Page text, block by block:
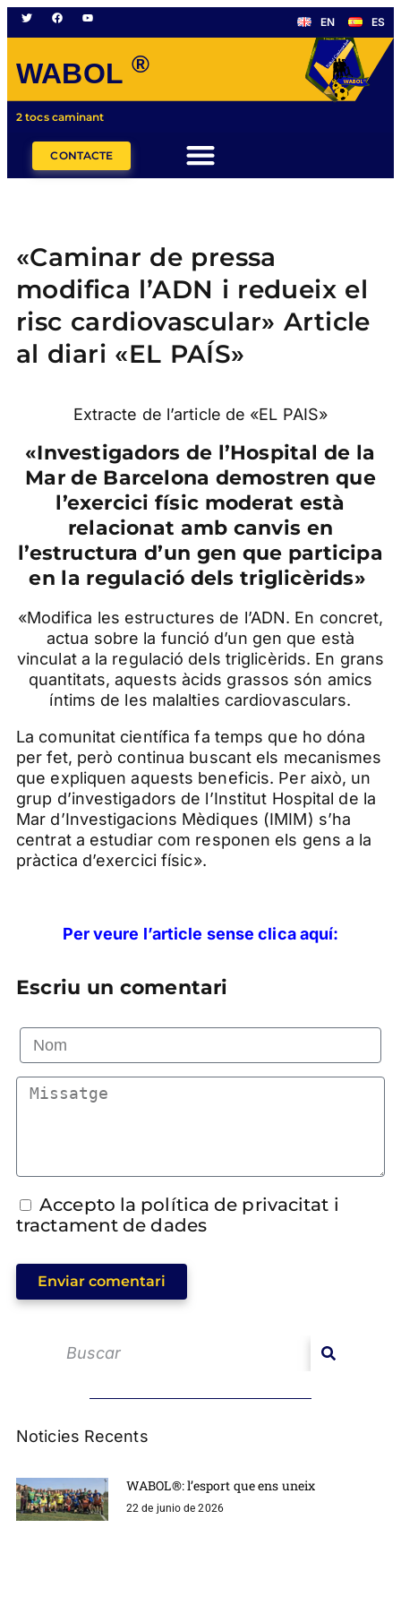
EN ES
WABOL ®
2 tocs caminant
CONTACTE
«Caminar de pressa
modifica l’ADN i redueix el
risc cardiovascular» Article
al diari «EL PAÍS»
Extracte de l’article de «EL PAIS»
«Investigadors de l’Hospital de la
Mar de Barcelona demostren que
l’exercici físic moderat està
relacionat amb canvis en
l’estructura d’un gen que participa
en la regulació dels triglicèrids»
«Modifica les estructures de l’ADN. En concret,
actua sobre la funció d’un gen que està
vinculat a la regulació dels triglicèrids. En grans
quantitats, aquests àcids grassos són amics
íntims de les malalties cardiovasculars.
La comunitat científica fa temps que ho dóna
per fet, però continua buscant els mecanismes
que expliquen aquests beneficis. Per això, un
grup d’investigadors de l’Institut Hospital de la
Mar d’Investigacions Mèdiques (IMIM) s’ha
centrat a estudiar com responen els gens a la
pràctica d’exercici físic».
Per veure l’article sense clica aquí:
Escriu un comentari
Accepto la política de privacitat i
tractament de dades
Enviar comentari
Noticies Recents
WABOL®: l’esport que ens uneix
22 de junio de 2026